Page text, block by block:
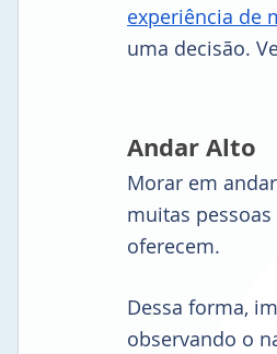
experiência de
uma decisão.
Andar Alto
Morar em
muitas
oferecem.
Dessa forma,
observando o